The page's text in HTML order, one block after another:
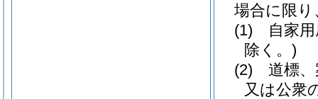
場合に限り
(1)
自家
除く。)
(2)
道標
又は公衆